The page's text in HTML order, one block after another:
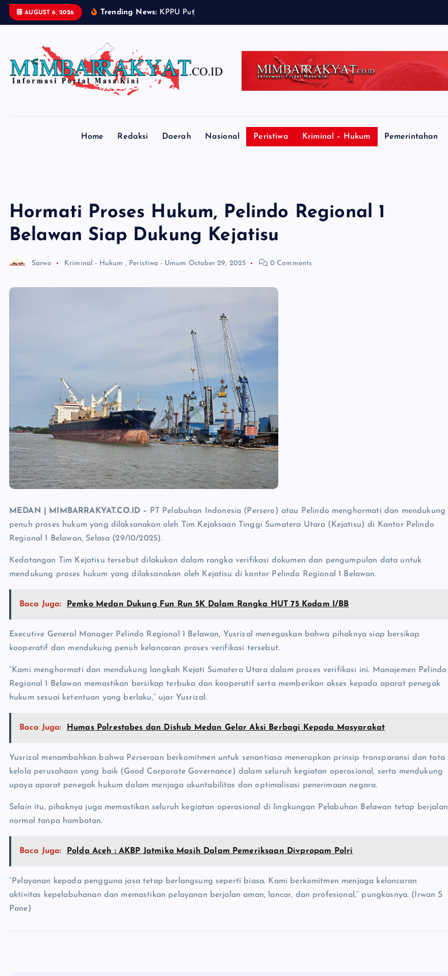
AUGUST 6, 2026 Trending News: K PPU Putu
Home Redaksi Daerah Nasional Peristiwa Kriminal – Hukum Pemerintahan
Hormati Proses Hukum, Pelindo Regional 1
Belawan Siap Dukung Kejatisu
Sarwo Kriminal - Hukum , Peristiwa - Umum October 29, 2025 0 Comments
MEDAN | MIMBARRAKYAT.CO.ID – PT Pelabuhan Indonesia (Persero) atau Pelindo menghormati dan mendukung
penuh proses hukum yang dilaksanakan oleh Tim Kejaksaan Tinggi Sumatera Utara (Kejatisu) di Kantor Pelindo
Regional 1 Belawan, Selasa (29/10/2025).
Kedatangan Tim Kejatisu tersebut dilakukan dalam rangka verifikasi dokumen dan pengumpulan data untuk
mendukung proses hukum yang dilaksanakan oleh Kejatisu di kantor Pelindo Regional 1 Belawan.
Baca Juga: Pemko Medan Dukung Fun Run 5K Dalam Rangka HUT 75 Kodam I/BB
Executive General Manager Pelindo Regional 1 Belawan, Yusrizal menegaskan bahwa pihaknya siap bersikap
kooperatif dan mendukung penuh kelancaran proses verifikasi tersebut.
“Kami menghormati dan mendukung langkah Kejati Sumatera Utara dalam proses verifikasi ini. Manajemen Pelindo
Regional 1 Belawan memastikan bersikap terbuka dan kooperatif serta memberikan akses kepada aparat penegak
hukum sesuai ketentuan yang berlaku,” ujar Yusrizal.
Baca Juga: Humas Polrestabes dan Dishub Medan Gelar Aksi Berbagi Kepada Masyarakat
Yusrizal menambahkan bahwa Perseroan berkomitmen untuk senantiasa menerapkan prinsip transparansi dan tata
kelola perusahaan yang baik (Good Corporate Governance) dalam seluruh kegiatan operasional, serta mendukung
upaya aparat penegak hukum dalam menjaga akuntabilitas dan optimalisasi penerimaan negara.
Selain itu, pihaknya juga memastikan seluruh kegiatan operasional di lingkungan Pelabuhan Belawan tetap berjalan
normal tanpa hambatan.
Baca Juga: Polda Aceh : AKBP Jatmiko Masih Dalam Pemeriksaan Divpropam Polri
“Pelayanan kepada pengguna jasa tetap berlangsung seperti biasa. Kami berkomitmen menjaga kelancaran
aktivitas kepelabuhanan dan memastikan pelayanan berjalan aman, lancar, dan profesional,” pungkasnya. (Irwan S
Pane)